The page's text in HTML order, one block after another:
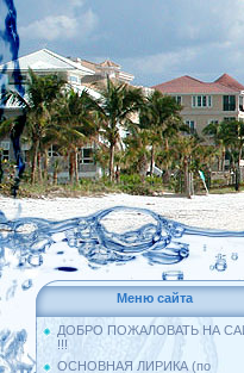
Меню сайта
ДОБРО ПОЖАЛОВАТЬ НА
!!!
ОСНОВНАЯ ЛИРИКА (по